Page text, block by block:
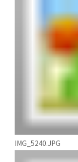
IMG_5240.JPG